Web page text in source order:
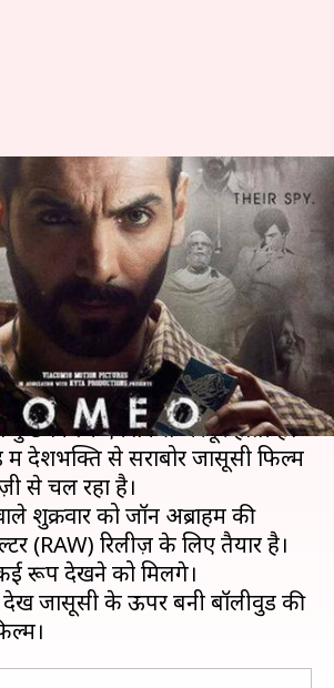
बनी बॉलीवुड की ये
फिल्में आपको जरूर
09:10 am
सैकड़ों फिल्में बनती हैं। कुछ फिल्में
कुछ फिल्में ऐक्शन से भरपूर होती हैं।
देशभक्ति से सराबोर जासूसी फिल्में
से चल रहा है।
शुक्रवार को जॉन अब्राहम की
(RAW) रिलीज़ के लिए तैयार है।
रूप देखने को मिलेंगे।
जासूसी के ऊपर बनी बॉलीवुड की